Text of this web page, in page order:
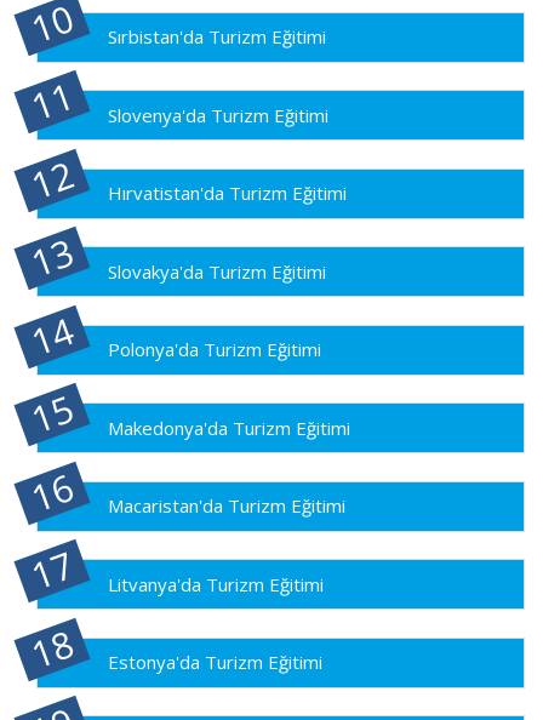
Sırbistan'da Turizm Eğitimi
Slovenya'da Turizm Eğitimi
Hırvatistan'da Turizm Eğitimi
Slovakya'da Turizm Eğitimi
Polonya'da Turizm Eğitimi
Makedonya'da Turizm Eğitimi
Macaristan'da Turizm Eğitimi
Litvanya'da Turizm Eğitimi
Estonya'da Turizm Eğitimi